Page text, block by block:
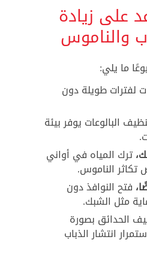
على زيادة
والناموس
ما يلي:
لفترات طويلة دون
البالوعات يوفر بيئة
ترك المياه في أواني
تكاثر الناموس.
فتح النوافذ دون
مثل الشبك.
الحدائق بصورة
انتشار الذباب